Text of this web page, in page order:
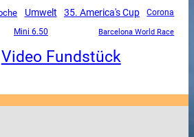
Umwelt 35. America's Cup Corona
Mini 6.50 Barcelona World Race
Video Fundstück